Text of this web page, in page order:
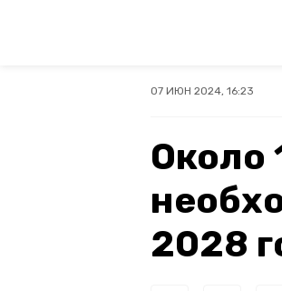
07 ИЮН 2024, 16:23
Около
2028